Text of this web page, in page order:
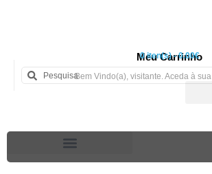
Meu Carrinho
0 iten(s) - 0.00€
Bem Vindo(a), visitante. Aceda à sua